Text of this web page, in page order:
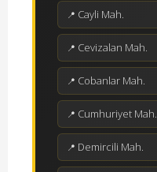
Cayli Mah.
Cevizalan Mah.
Cobanlar Mah.
Cumhuriyet Mah.
Demircili Mah.